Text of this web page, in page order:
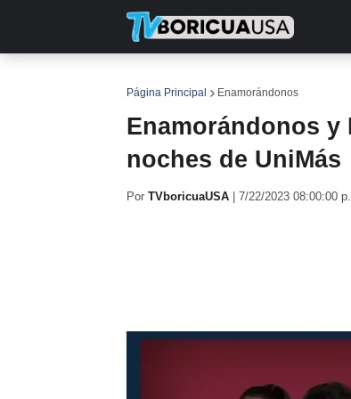
Página Principal Enamorándonos
Enamorándonos y
noches de UniMás
Por TVboricuaUSA 7/22/2023 08:00:00